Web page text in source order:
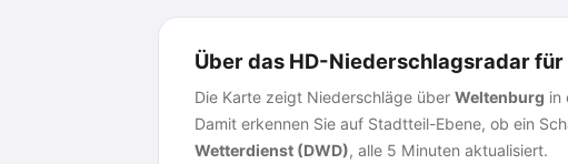
Über das HD-Niederschlagsradar
Die Karte zeigt Niederschläge über Weltenburg in
Damit erkennen Sie auf Stadtteil-Ebene, ob ein
Wetterdienst (DWD), alle 5 Minuten aktualisiert.